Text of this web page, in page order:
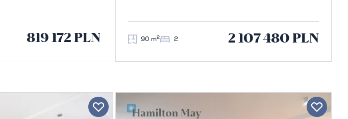
819 172 PLN 90 m2 2 2 107 480 PLN